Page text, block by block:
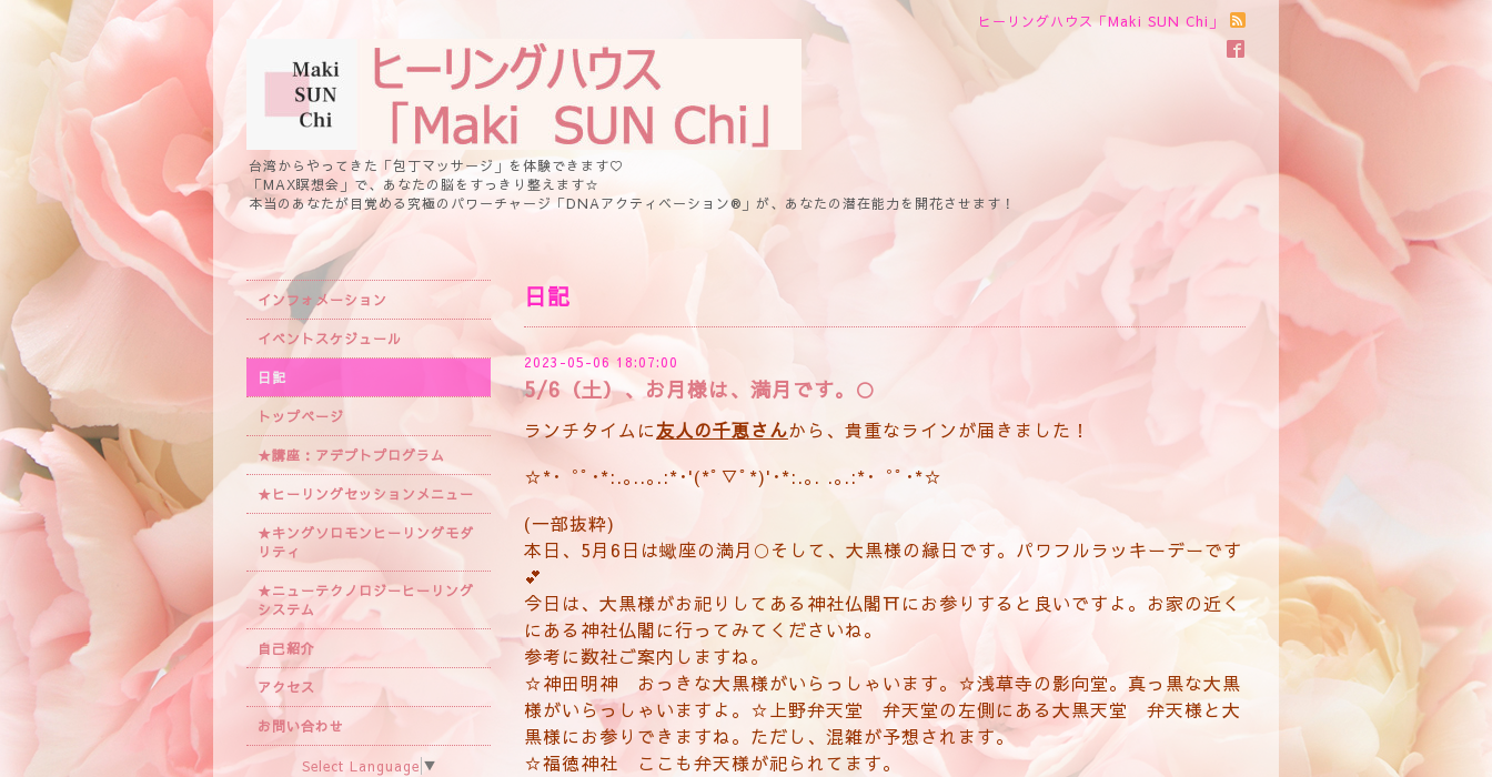
ヒーリングハウス「Maki SUN Chi」
台湾からやってきた「包丁マッサージ」を体験できます♡
「MAX瞑想会」で、あなたの脳をすっきり整えます☆
本当のあなたが目覚める究極のパワーチャージ「DNAアクティベーション®」が、あなたの潜在能力を開花させます！
日記
2023-05-06 18:07:00
5/6（土）、お月様は、満月です。🌕
ランチタイムに友人の千恵さんから、貴重なラインが届きました！
☆*･゜ﾟ･*:.｡..｡.:*･'(*ﾟ▽ﾟ*)'･*:.｡. .｡.:*･゜ﾟ･*☆
(一部抜粋)
本日、5月6日は蠍座の満月🌕そして、大黒様の縁日です。パワフルラッキーデーです
💕
今日は、大黒様がお祀りしてある神社仏閣⛩️にお参りすると良いですよ。お家の近く
にある神社仏閣に行ってみてくださいね。
参考に数社ご案内しますね。
☆神田明神 おっきな大黒様がいらっしゃいます。☆浅草寺の影向堂。真っ黒な大黒
様がいらっしゃいますよ。☆上野弁天堂 弁天堂の左側にある大黒天堂 弁天様と大
黒様にお参りできますね。ただし、混雑が予想されます。
☆福徳神社 ここも弁天様が祀られてます。
インフォメーション
イベントスケジュール
日記
トップページ
★講座：アデプトプログラム
★ヒーリングセッションメニュー
★キングソロモンヒーリングモダ
リティ
★ニューテクノロジーヒーリング
システム
自己紹介
アクセス
お問い合わせ
Select Language ▼